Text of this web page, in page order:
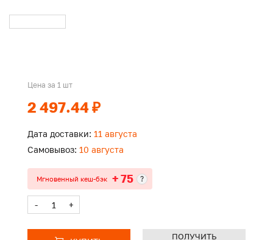
Цена за 1 шт
2 497.44 ₽
Дата доставки: 11 августа
Самовывоз: 10 августа
Мгновенный кеш-бэк + 75 ?
- +
ПОЛУЧИТЬ